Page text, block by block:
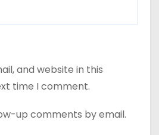
and website in this
time I comment.
up comments by email.